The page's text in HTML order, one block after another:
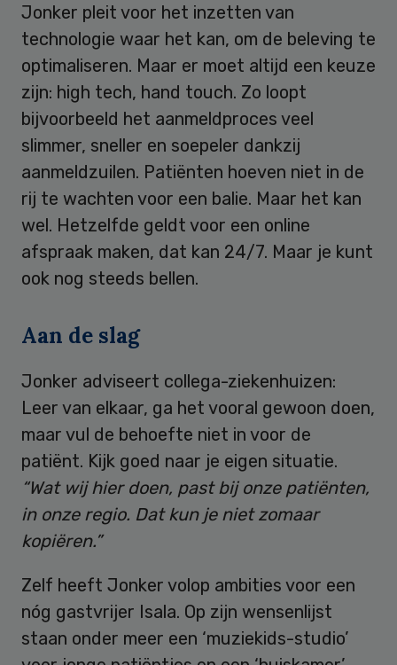
Jonker pleit voor het inzetten van
technologie waar het kan, om de beleving te
optimaliseren. Maar er moet altijd een keuze
zijn: high tech, hand touch. Zo loopt
bijvoorbeeld het aanmeldproces veel
slimmer, sneller en soepeler dankzij
aanmeldzuilen. Patiënten hoeven niet in de
rij te wachten voor een balie. Maar het kan
wel. Hetzelfde geldt voor een online
afspraak maken, dat kan 24/7. Maar je kunt
ook nog steeds bellen.
Aan de slag
Jonker adviseert collega-ziekenhuizen:
Leer van elkaar, ga het vooral gewoon doen,
maar vul de behoefte niet in voor de
patiënt. Kijk goed naar je eigen situatie.
“Wat wij hier doen, past bij onze patiënten,
in onze regio. Dat kun je niet zomaar
kopiëren.”
Zelf heeft Jonker volop ambities voor een
nóg gastvrijer Isala. Op zijn wensenlijst
staan onder meer een ‘muziekids-studio’